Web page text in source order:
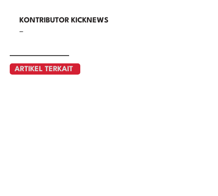
KONTRIBUTOR KICKNEWS
–
ARTIKEL TERKAIT